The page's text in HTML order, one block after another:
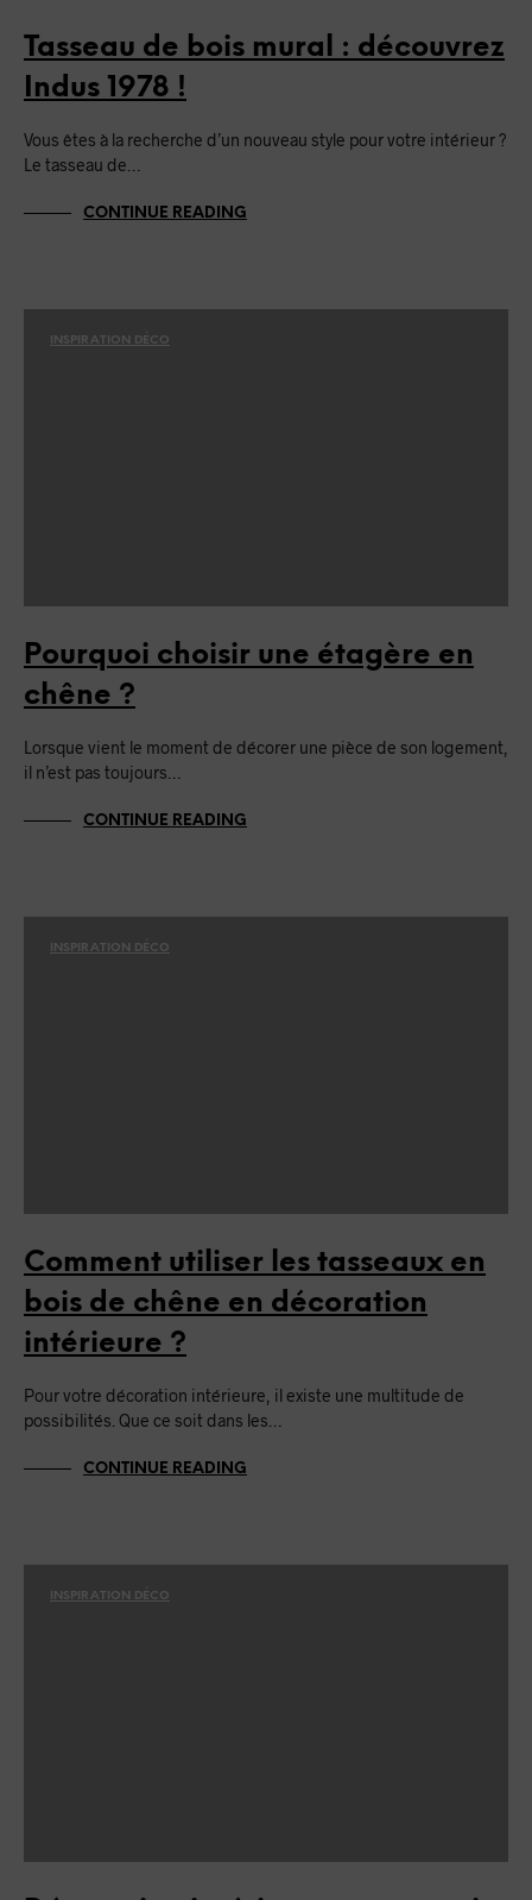
Tasseau de bois mural : découvrez
Indus 1978 !
Vous êtes à la recherche d’un nouveau style pour votre intérieur ?
Le tasseau de…
CONTINUE READING
INSPIRATION DÉCO
Pourquoi choisir une étagère en
chêne ?
Lorsque vient le moment de décorer une pièce de son logement,
il n’est pas toujours…
CONTINUE READING
INSPIRATION DÉCO
Comment utiliser les tasseaux en
bois de chêne en décoration
intérieure ?
Pour votre décoration intérieure, il existe une multitude de
possibilités. Que ce soit dans les…
CONTINUE READING
INSPIRATION DÉCO